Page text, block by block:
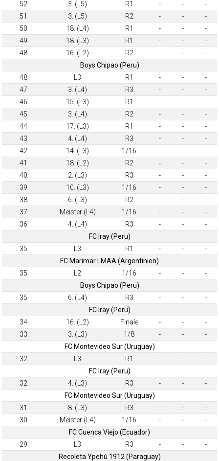
52 3. (L5) R1 - -
-
51
3. (L5) R2 - -
-
50
18. (L4) R1 - -
-
49
18. (L3) R1 - -
-
48
16. (L2) R2 - -
-
Boys Chipao (Peru)
48
L3 R1 - -
-
47
3. (L4) R3 - -
-
46
15. (L3) R1 - -
-
45
3. (L4) R2 - -
-
44
17. (L3) R1 - -
-
43
4. (L4) R3 - -
-
42
14. (L3) 1/16 - -
-
41
18. (L2) R2 - -
-
40
2. (L3) R3 - -
-
39
10. (L3) 1/16 - -
-
38
6. (L3) R2 - -
-
37
Meister (L4) 1/16 - -
-
36
4. (L4) R3 - -
-
FC Iray (Peru)
35
L3 R1 - -
-
FC Marimar LMAA (Argentinien)
35
L2 1/16 - -
-
Boys Chipao (Peru)
35
6. (L4) R3 - -
-
FC Iray (Peru)
34
16. (L2) Finale - -
-
33
3. (L3) 1/8 - -
-
FC Montevideo Sur (Uruguay)
32
L3 R1 - -
-
FC Iray (Peru)
32
4. (L3) R3 - -
-
FC Montevideo Sur (Uruguay)
31
8. (L3) R3 - -
-
30
Meister (L4) 1/16 - -
-
FC Cuenca Viejo (Ecuador)
29
L3 R3 - -
-
Recoleta Ypehú 1912 (Paraguay)